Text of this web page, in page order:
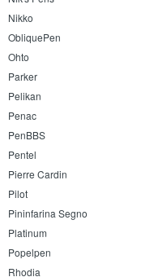
Nikko
ObliquePen
Ohto
Parker
Pelikan
Penac
PenBBS
Pentel
Pierre Cardin
Pilot
Pininfarina Segno
Platinum
Popelpen
Rhodia